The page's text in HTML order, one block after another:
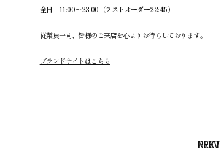
全日 11:00～23:00（ラストオーダー22:45）
従業員一同、皆様のご来店を心よりお待ちしております。
ブランドサイトはこちら
PREV
NEXT